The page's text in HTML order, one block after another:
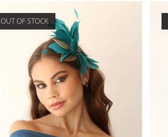
OUT OF STOCK